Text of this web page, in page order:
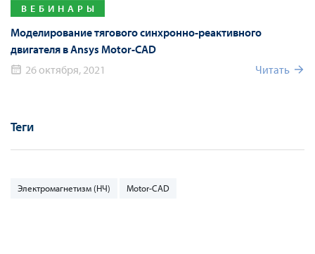
ВЕБИНАРЫ
Моделирование тягового синхронно-реактивного
двигателя в Ansys Motor-CAD
26 октября, 2021
Читать
Теги
Электромагнетизм (НЧ) Motor-CAD